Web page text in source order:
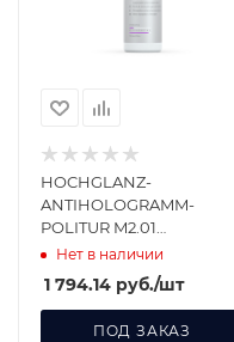
HOCHGLANZ-
ANTIHOLOGRAMM-
POLITUR M2.01
Финишная политура 250
Нет в наличии
1 794.14 руб./шт
ПОД ЗАКАЗ